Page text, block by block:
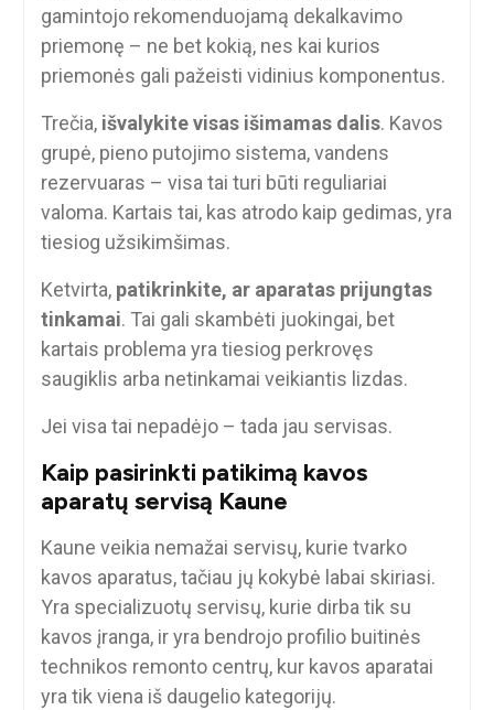
gamintojo rekomenduojamą dekalkavimo
priemonę – ne bet kokią, nes kai kurios
priemonės gali pažeisti vidinius komponentus.
Trečia, išvalykite visas išimamas dalis. Kavos
grupė, pieno putojimo sistema, vandens
rezervuaras – visa tai turi būti reguliariai
valoma. Kartais tai, kas atrodo kaip gedimas, yra
tiesiog užsikimšimas.
Ketvirta, patikrinkite, ar aparatas prijungtas
tinkamai. Tai gali skambėti juokingai, bet
kartais problema yra tiesiog perkrovęs
saugiklis arba netinkamai veikiantis lizdas.
Jei visa tai nepadėjo – tada jau servisas.
Kaip pasirinkti patikimą kavos
aparatų servisą Kaune
Kaune veikia nemažai servisų, kurie tvarko
kavos aparatus, tačiau jų kokybė labai skiriasi.
Yra specializuotų servisų, kurie dirba tik su
kavos įranga, ir yra bendrojo profilio buitinės
technikos remonto centrų, kur kavos aparatai
yra tik viena iš daugelio kategorijų.